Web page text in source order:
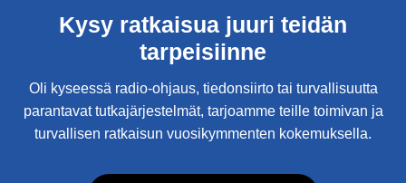
Kysy ratkaisua juuri teidän
tarpeisiinne
Oli kyseessä radio-ohjaus, tiedonsiirto tai turvallisuutta
parantavat tutkajärjestelmät, tarjoamme teille toimivan ja
turvallisen ratkaisun vuosikymmenten kokemuksella.